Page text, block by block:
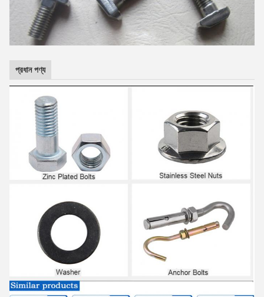
প্রধান পণ্য